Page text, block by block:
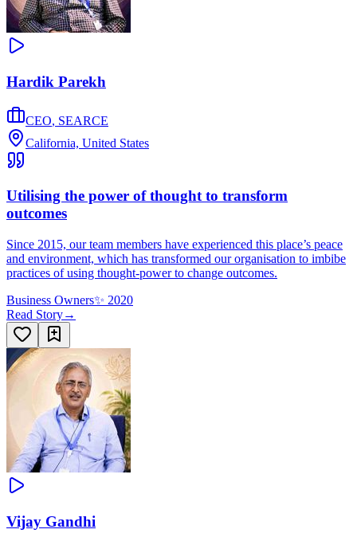
Hardik Parekh
CEO, SEARCE
California, United States
Utilising the power of thought to transform
outcomes
Since 2015, our team members have experienced this place’s peace
and environment, which has transformed our organisation to imbibe
practices of using thought-power to change outcomes.
Business Owners✨ 2020
Read Story→
Vijay Gandhi